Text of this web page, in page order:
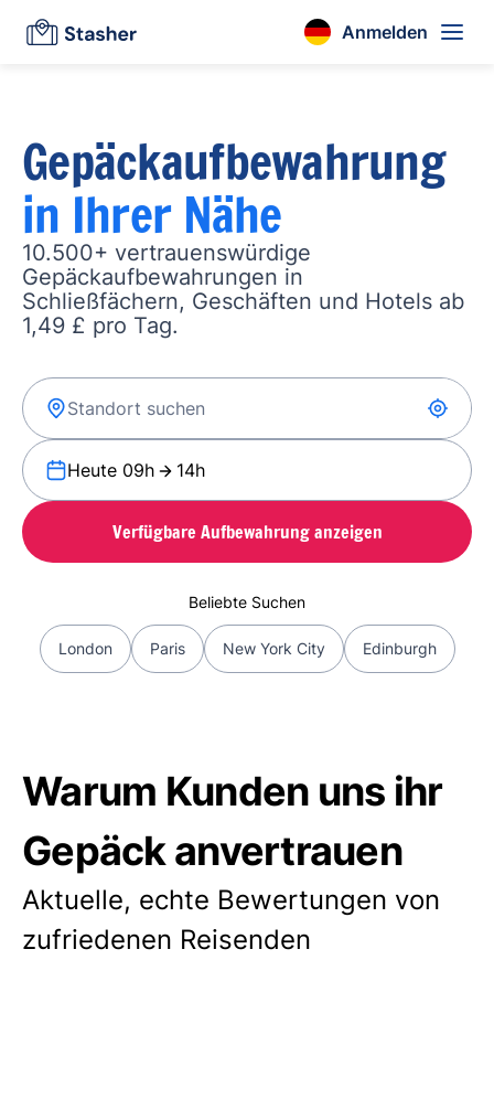
Anmelden
Gepäckaufbewahrung
in Ihrer Nähe
10.500+ vertrauenswürdige
Gepäckaufbewahrungen in
Schließfächern, Geschäften und Hotels ab
1,49 £ pro Tag.
Heute 09h 14h
Verfügbare Aufbewahrung anzeigen
Beliebte Suchen
London Paris New York City Edinburgh
Warum Kunden uns ihr
Gepäck anvertrauen
Aktuelle, echte Bewertungen von
zufriedenen Reisenden